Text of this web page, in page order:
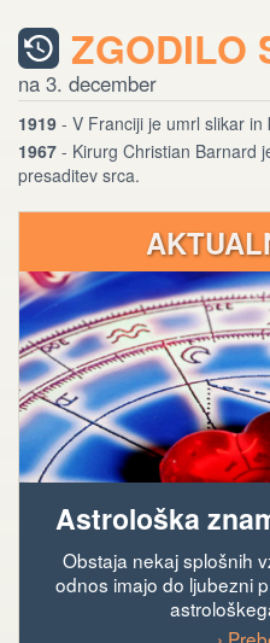
ZGODILO
na 3. december
1919 - V Franciji je umrl slikar in
1967 - Kirurg Christian Barnard
presaditev srca.
Astrološka
Obstaja nekaj splošnih
odnos imajo do ljubezni